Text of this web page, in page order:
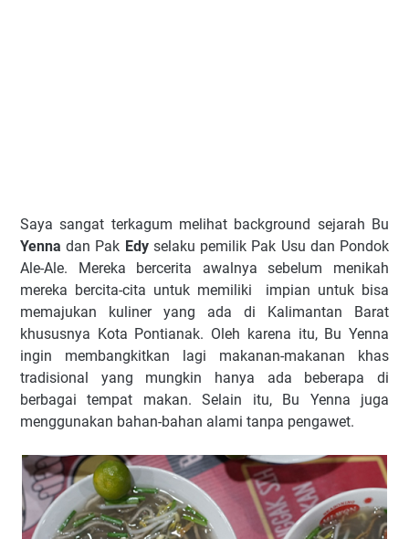
Saya sangat terkagum melihat background sejarah Bu
Yenna dan Pak Edyselaku pemilik Pak Usu dan Pondok
Ale-Ale. Mereka bercerita awalnya sebelum menikah
mereka bercita-cita untuk memiliki impian untuk bisa
memajukan kuliner yang ada di Kalimantan Barat
khususnya Kota Pontianak. Oleh karena itu, Bu Yenna
ingin membangkitkan lagi makanan-makanan khas
tradisional yang mungkin hanya ada beberapa di
berbagai tempat makan. Selain itu, Bu Yenna juga
menggunakan bahan-bahan alami tanpa pengawet.